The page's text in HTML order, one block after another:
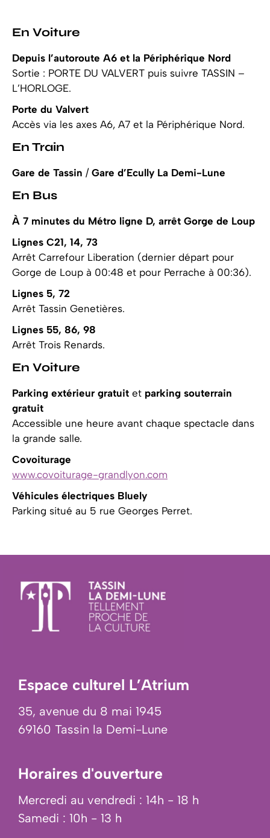
En Voiture
Depuis l’autoroute A6 et la Périphérique Nord
Sortie : PORTE DU VALVERT puis suivre TASSIN –
L’HORLOGE.
Porte du Valvert
Accès via les axes A6, A7 et la Périphérique Nord.
En Train
Gare de Tassin / Gare d’Ecully La Demi-Lune
En Bus
À 7 minutes du Métro ligne D, arrêt Gorge de Loup
Lignes C21, 14, 73
Arrêt Carrefour Liberation (dernier départ pour
Gorge de Loup à 00:48 et pour Perrache à 00:36).
Lignes 5, 72
Arrêt Tassin Genetières.
Lignes 55, 86, 98
Arrêt Trois Renards.
En Voiture
Parking extérieur gratuit et parking souterrain
gratuit
Accessible une heure avant chaque spectacle dans
la grande salle.
Covoiturage
www.covoiturage-grandlyon.com
Véhicules électriques Bluely
Parking situé au 5 rue Georges Perret.
Espace culturel L’Atrium
35, avenue du 8 mai 1945
69160 Tassin la Demi-Lune
Horaires d'ouverture
Mercredi au vendredi : 14h - 18 h
Samedi : 10h - 13 h